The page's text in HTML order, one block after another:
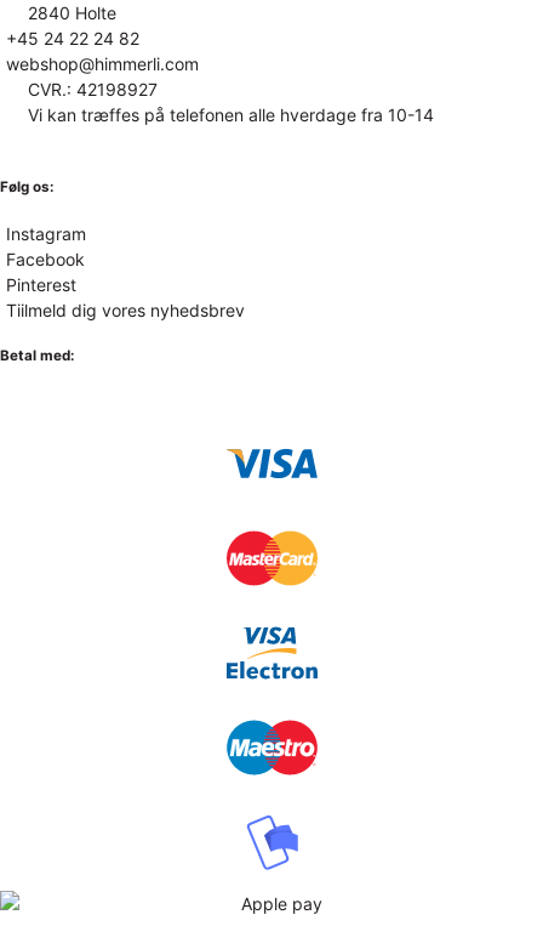
2840 Holte
+45 24 22 24 82
webshop@himmerli.com
CVR.: 42198927
Vi kan træffes på telefonen alle hverdage fra 10-14
Følg os:
Instagram
Facebook
Pinterest
Tiilmeld dig vores nyhedsbrev
Betal med: